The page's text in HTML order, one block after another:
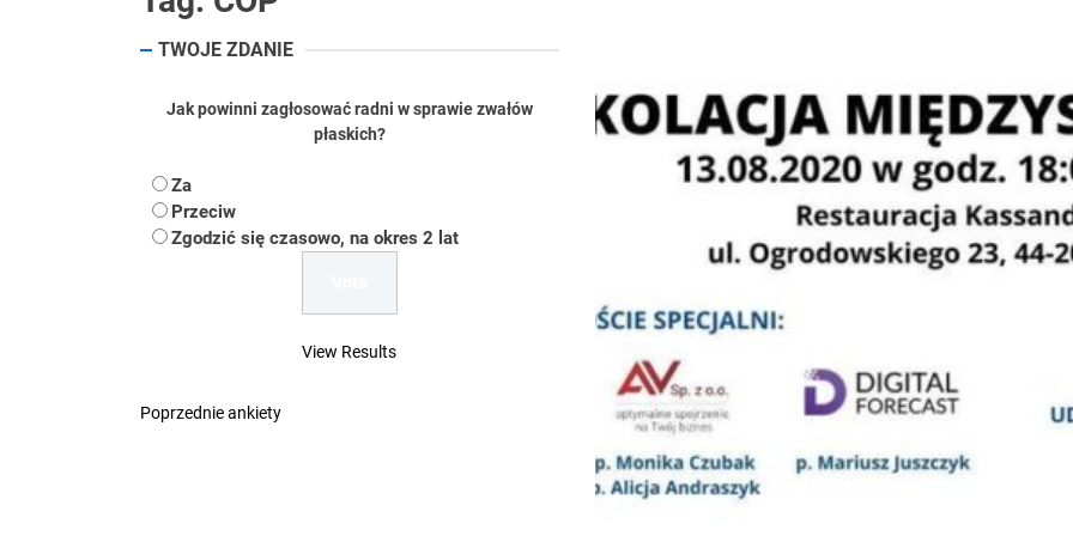
Uwaga Dębieńsko – woda nieprzydatna do spożycia!!!
Dość komentowania kolejnych afer w ochronie zdrowia — czas zacząć mówić o
TWOJE ZDANIE
Jak powinni zagłosować radni w sprawie zwałów
płaskich?
Za
Przeciw
Zgodzić się czasowo, na okres 2 lat
View Results
Poprzednie ankiety